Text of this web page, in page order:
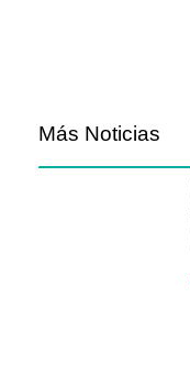
Más Noticias